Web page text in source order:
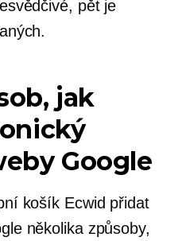
pět je
jak
Google
košík Ecwid přidat
několika způsoby,